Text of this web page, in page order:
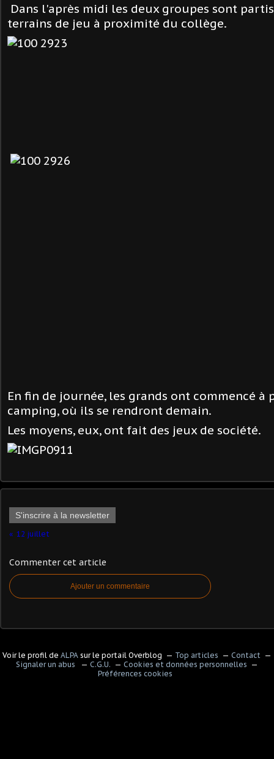
Dans l'après midi les deux groupes sont
terrains de jeu à proximité du collège.
En fin de journée, les grands ont commencé à
camping, où ils se rendront demain.
Les moyens, eux, ont fait des jeux de société.
S'inscrire à la newsletter
12 juillet
Commenter cet article
Ajouter un commentaire
Voir le profil de ALPA sur le portail Overblog Top articles
Contact
Signaler un abus
C.G.U.
Cookies et données personnelles
Préférences cookies